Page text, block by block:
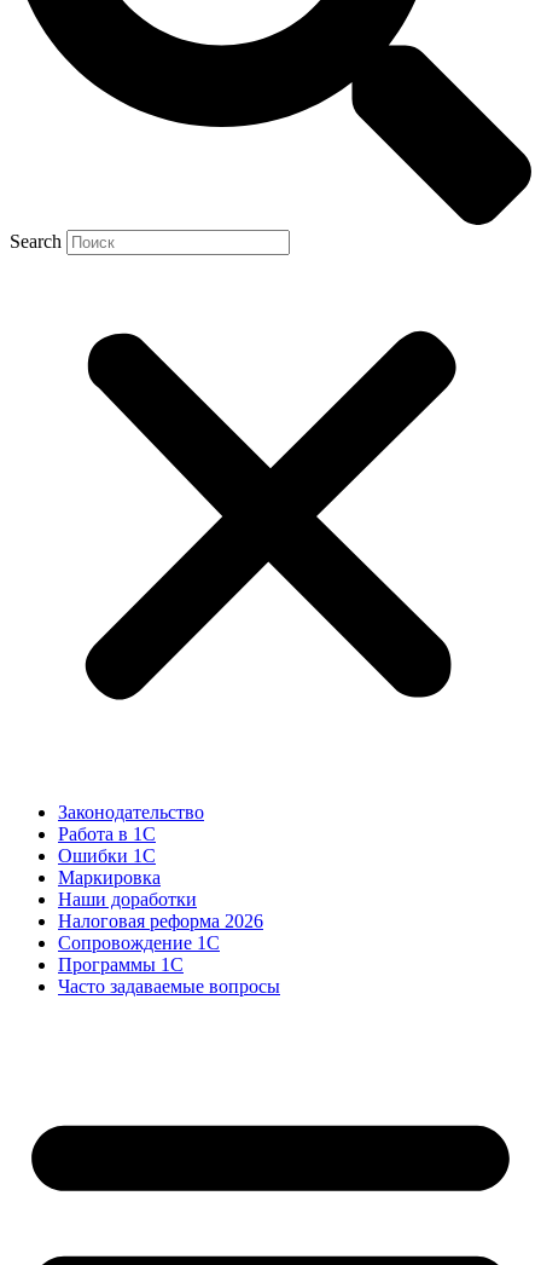
Search
Законодательство
Работа в 1С
Ошибки 1С
Маркировка
Наши доработки
Налоговая реформа 2026
Сопровождение 1С
Программы 1С
Часто задаваемые вопросы